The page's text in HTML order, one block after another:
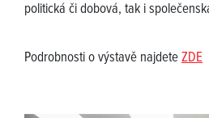
politická či dobová, tak i
Podrobnosti o výstavě najdeteZDE